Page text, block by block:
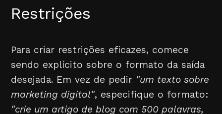
Restrições
Para criar restrições eficazes, comece
sendo explícito sobre o formato da saída
desejada. Em vez de pedir "um texto sobre
marketing digital", especifique o formato:
"crie um artigo de blog com 500 palavras,